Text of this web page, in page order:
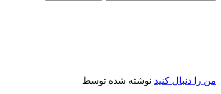
من را دنبال کنید نوشته شده توسط